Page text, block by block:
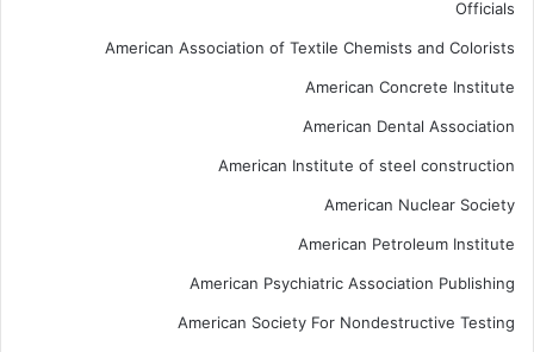
Officials
American Association of Textile Chemists and Colorists
American Concrete Institute
American Dental Association
American Institute of steel construction
American Nuclear Society
American Petroleum Institute
American Psychiatric Association Publishing
American Society For Nondestructive Testing